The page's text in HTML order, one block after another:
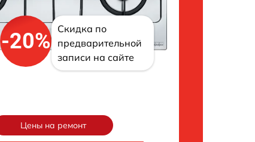
-20%
Скидка по
предварительной
записи на сайте
Цены на ремонт